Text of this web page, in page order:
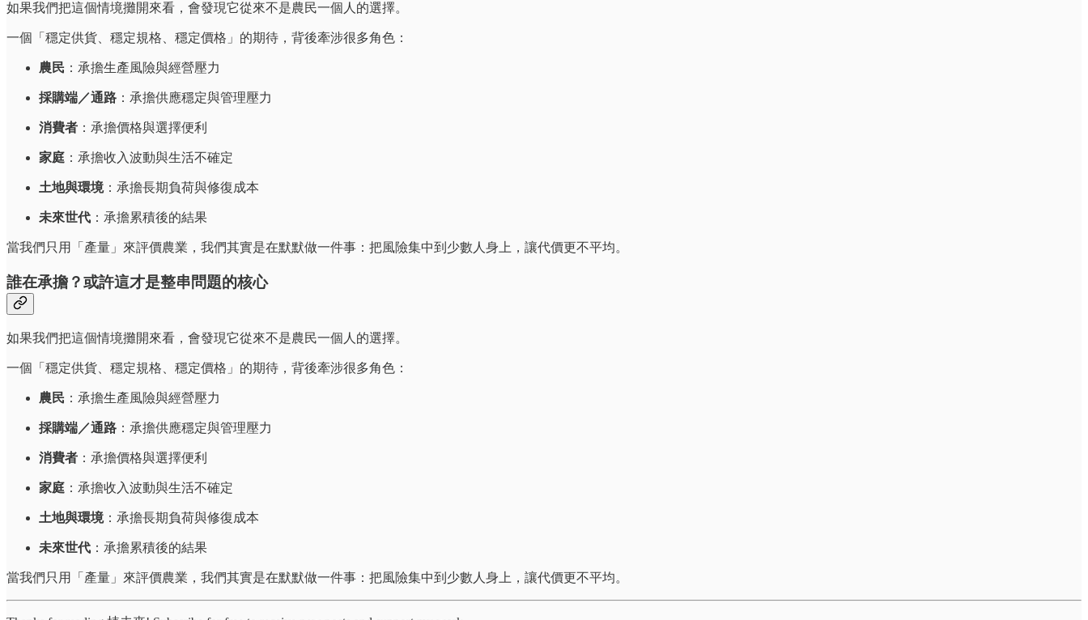
如果我們把這個情境攤開來看，會發現它從來不是農民一個人的選擇。
一個「穩定供貨、穩定規格、穩定價格」的期待，背後牽涉很多角色：
農民 ：承擔生產風險與經營壓力
採購端／通路 ：承擔供應穩定與管理壓力
消費者 ：承擔價格與選擇便利
家庭 ：承擔收入波動與生活不確定
土地與環境：承擔長期負荷與修復成本
未來世代 ：承擔累積後的結果
當我們只用「產量」來評價農業，我們其實是在默默做一件事：把風險集中到少數人身上，讓代價更不平均。
誰在承擔？或許這才是整串問題的核心
如果我們把這個情境攤開來看，會發現它從來不是農民一個人的選擇。
一個「穩定供貨、穩定規格、穩定價格」的期待，背後牽涉很多角色：
農民 ：承擔生產風險與經營壓力
採購端／通路 ：承擔供應穩定與管理壓力
消費者 ：承擔價格與選擇便利
家庭 ：承擔收入波動與生活不確定
土地與環境：承擔長期負荷與修復成本
未來世代 ：承擔累積後的結果
當我們只用「產量」來評價農業，我們其實是在默默做一件事：把風險集中到少數人身上，讓代價更不平均。